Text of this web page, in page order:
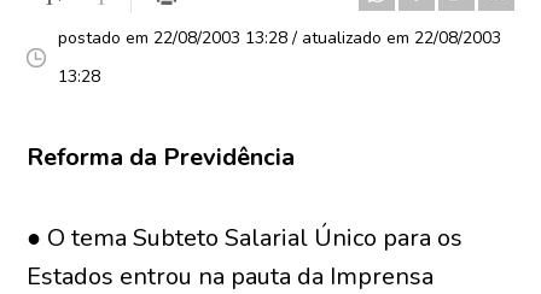
postado em 22/08/2003 13:28 / atualizado em 22/08/2003
13:28
Reforma da Previdência
● O tema Subteto Salarial Único para os
Estados entrou na pauta da Imprensa